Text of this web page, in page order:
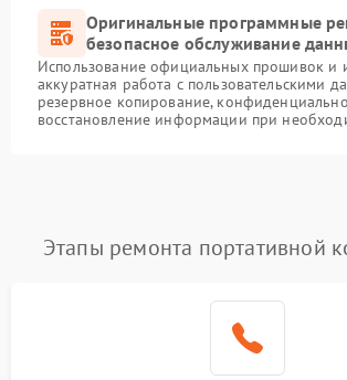
Оригинальные программные
безопасное обслуживание
Использование официальных прошивок и
аккуратная работа с пользовательскими
резервное копирование,
восстановление информации при
Этапы ремонта портативной